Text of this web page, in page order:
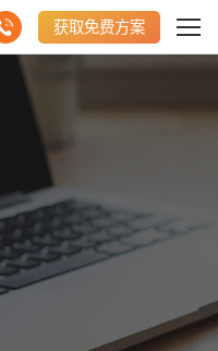
获取免费方案